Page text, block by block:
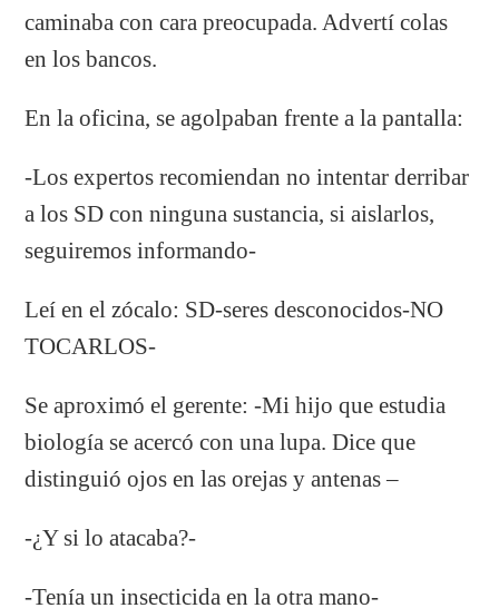
caminaba con cara preocupada. Advertí colas
en los bancos.
En la oficina, se agolpaban frente a la pantalla:
-Los expertos recomiendan no intentar derribar
a los SD con ninguna sustancia, si aislarlos,
seguiremos informando-
Leí en el zócalo: SD-seres desconocidos-NO
TOCARLOS-
Se aproximó el gerente: -Mi hijo que estudia
biología se acercó con una lupa. Dice que
distinguió ojos en las orejas y antenas –
-¿Y si lo atacaba?-
-Tenía un insecticida en la otra mano-